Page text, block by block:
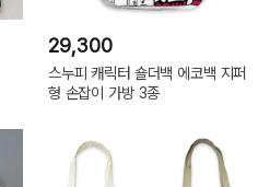
29,300
스누피 캐릭터 숄더백 에코백 지퍼
형 손잡이 가방 3종